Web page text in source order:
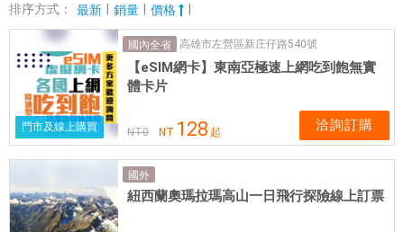
，
票
券
即
排序方式：
最新 銷量 價格
門市及線上購買
國內全省 高雄市左營區新庄仔路540號
【eSIM網卡】東南亞極速上網吃到飽無實
體卡片
NT0 NT 128 起 洽詢訂購
國外
紐西蘭奧瑪拉瑪高山一日飛行探險線上訂票